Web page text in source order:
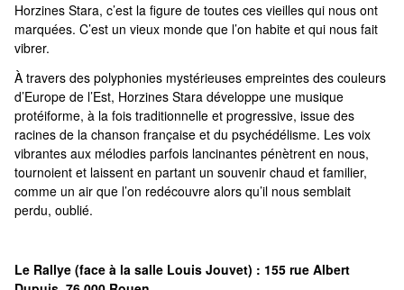
Horzines Stara, c’est la figure de toutes ces vieilles qui nous ont
marquées. C’est un vieux monde que l’on habite et qui nous fait
vibrer.
À travers des polyphonies mystérieuses empreintes des couleurs
d’Europe de l’Est, Horzines Stara développe une musique
protéiforme, à la fois traditionnelle et progressive, issue des
racines de la chanson française et du psychédélisme. Les voix
vibrantes aux mélodies parfois lancinantes pénètrent en nous,
tournoient et laissent en partant un souvenir chaud et familier,
comme un air que l’on redécouvre alors qu’il nous semblait
perdu, oublié.
Le Rallye (face à la salle Louis Jouvet) : 155 rue Albert